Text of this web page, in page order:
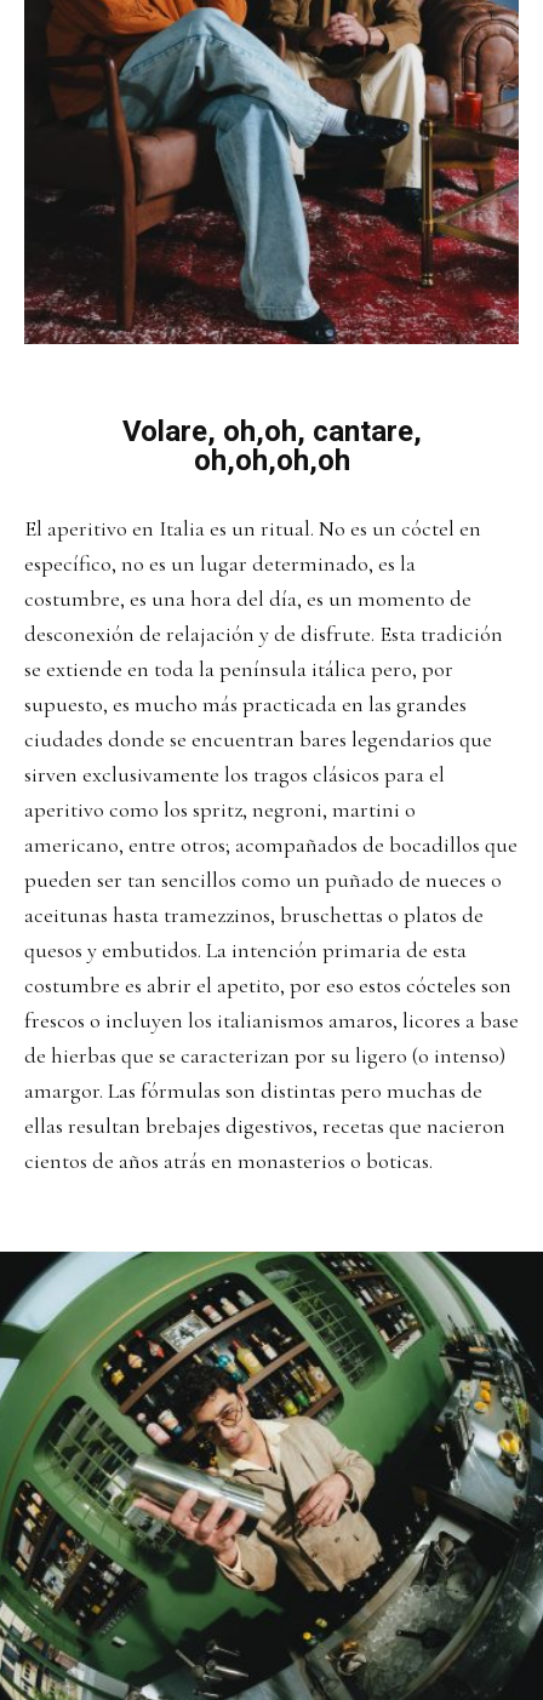
Volare, oh,oh, cantare,
oh,oh,oh,oh
El aperitivo en Italia es un ritual. No es un cóctel en
específico, no es un lugar determinado, es la
costumbre, es una hora del día, es un momento de
desconexión de relajación y de disfrute. Esta tradición
se extiende en toda la península itálica pero, por
supuesto, es mucho más practicada en las grandes
ciudades donde se encuentran bares legendarios que
sirven exclusivamente los tragos clásicos para el
aperitivo como los spritz, negroni, martini o
americano, entre otros; acompañados de bocadillos que
pueden ser tan sencillos como un puñado de nueces o
aceitunas hasta tramezzinos, bruschettas o platos de
quesos y embutidos. La intención primaria de esta
costumbre es abrir el apetito, por eso estos cócteles son
frescos o incluyen los italianismos amaros, licores a base
de hierbas que se caracterizan por su ligero (o intenso)
amargor. Las fórmulas son distintas pero muchas de
ellas resultan brebajes digestivos, recetas que nacieron
cientos de años atrás en monasterios o boticas.